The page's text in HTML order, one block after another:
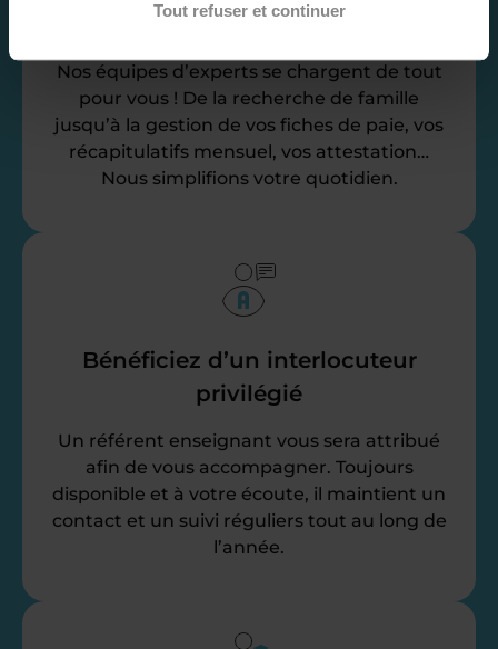
Tout refuser et continuer
administratives
Nos équipes d’experts se chargent de tout
pour vous ! De la recherche de famille
jusqu’à la gestion de vos fiches de paie, vos
récapitulatifs mensuel, vos attestation…
Nous simplifions votre quotidien.
Bénéficiez d’un interlocuteur
privilégié
Un référent enseignant vous sera attribué
afin de vous accompagner. Toujours
disponible et à votre écoute, il maintient un
contact et un suivi réguliers tout au long de
l’année.